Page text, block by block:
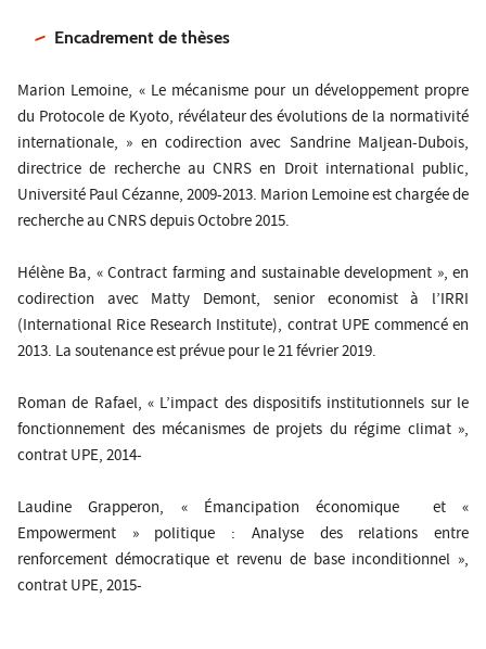
Encadrement de thèses
Marion Lemoine, « Le mécanisme pour un développement propre
du Protocole de Kyoto, révélateur des évolutions de la normativité
internationale, » en codirection avec Sandrine Maljean-Dubois,
directrice de recherche au CNRS en Droit international public,
Université Paul Cézanne, 2009-2013. Marion Lemoine est chargée de
recherche au CNRS depuis Octobre 2015.
Hélène Ba, «Contract farming and sustainable development », en
codirection avec Matty Demont, senior economist à l’IRRI
(International Rice Research Institute), contrat UPE commencé en
2013. La soutenance est prévue pour le 21 février 2019.
Roman de Rafael, « L’impact des dispositifs institutionnels sur le
fonctionnement des mécanismes de projets du régime climat »,
contrat UPE, 2014-
Laudine Grapperon, « Émancipation économique et «
Empowerment » politique : Analyse des relations entre
renforcement démocratique et revenu de base inconditionnel »,
contrat UPE, 2015-